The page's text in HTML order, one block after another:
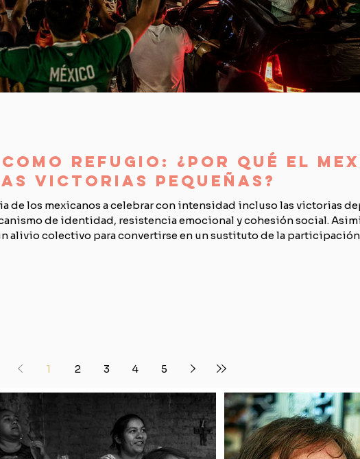
refugio: ¿por qué el
victorias pequeñas?
de los mexicanos a celebrar con intensidad incluso las victorias
de identidad, resistencia emocional y cohesión social.
alivio colectivo para convertirse en un sustituto de la participación
1 2 3 4 5